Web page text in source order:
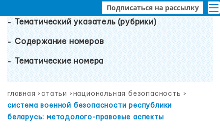
Подписаться на рассылку
Тематический указатель (рубрики)
Содержание номеров
Тематические номера
главная >статьи >национальная безопасность >
система военной безопасности республики
беларусь: методолого-правовые аспекты